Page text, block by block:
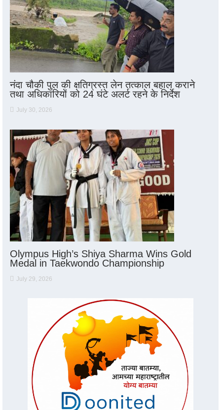
नंदा चौकी पुल की क्षतिग्रस्त लेन तत्काल बहाल कराने
तथा अधिकारियों को 24 घंटे अलर्ट रहने के निर्देश
July 30, 2026
Olympus High’s Shiya Sharma Wins Gold
Medal in Taekwondo Championship
July 29, 2026